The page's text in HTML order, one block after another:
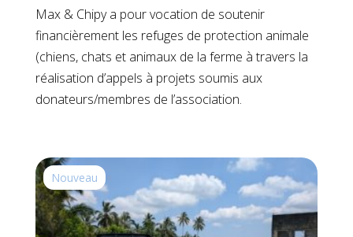
Max & Chipy a pour vocation de soutenir
financièrement les refuges de protection animale
(chiens, chats et animaux de la ferme à travers la
réalisation d’appels à projets soumis aux
donateurs/membres de l’association.
Nouveau